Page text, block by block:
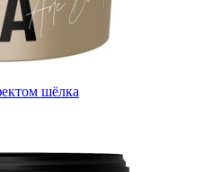
шёлка